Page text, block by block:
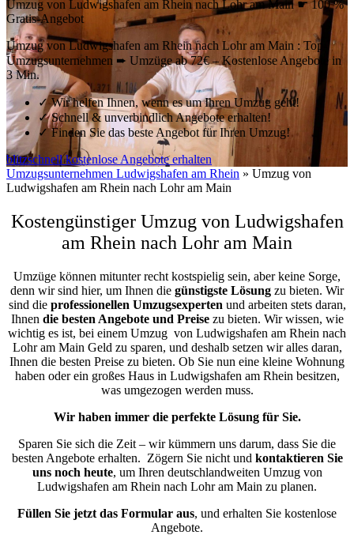
Umzug von Ludwigshafen am Rhein nach Lohr am Main ☛ 100 %
Gratis-Angebot
Umzug von Ludwigshafen am Rhein nach Lohr am Main : Top-
Umzugsunternehmen ➨ Umzüge ab 72€ – Kostenlose Angebote in
3 Min.
✓ Wir helfen Ihnen, wenn es um Ihren Umzug geht!
✓Schnell & unverbindlich Angebote erhalten!
✓Finden Sie das beste Angebot für Ihren Umzug!
blitzschnell kostenlose Angebote erhalten
Umzugsunternehmen Ludwigshafen am Rhein » Umzug von
Ludwigshafen am Rhein nach Lohr am Main
Kostengünstiger Umzug von Ludwigshafen
am Rhein nach Lohr am Main
Umzüge können mitunter recht kostspielig sein, aber keine Sorge,
denn wir sind hier, um Ihnen die günstigste Lösung zu bieten. Wir
sind die professionellen Umzugsexperten und arbeiten stets daran,
Ihnen die besten Angebote und Preisezu bieten. Wir wissen, wie
wichtig es ist, bei einem Umzug von Ludwigshafen am Rhein nach
Lohr am Main Geld zu sparen, und deshalb setzen wir alles daran,
Ihnen die besten Preise zu bieten. Ob Sie nun eine kleine Wohnung
haben oder ein großes Haus in Ludwigshafen am Rhein besitzen,
was umgezogen werden muss.
Wir haben immer die perfekte Lösung für Sie.
Sparen Sie sich die Zeit – wir kümmern uns darum, dass Sie die
besten Angebote erhalten. Zögern Sie nicht und kontaktieren Sie
uns noch heute, um Ihren deutschlandweiten Umzug von
Ludwigshafen am Rhein nach Lohr am Main zu planen.
Füllen Sie jetzt das Formular aus, und erhalten Sie kostenlose
Angebote.